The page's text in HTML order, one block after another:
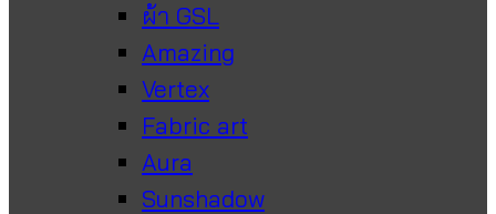
ผ้า GSL
Amazing
Vertex
Fabric art
Aura
Sunshadow